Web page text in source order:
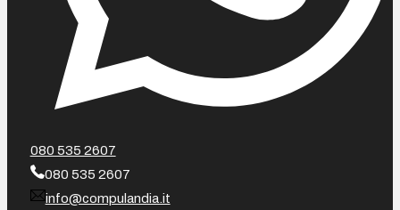
080 535 2607
080 535 2607
info@compulandia.it